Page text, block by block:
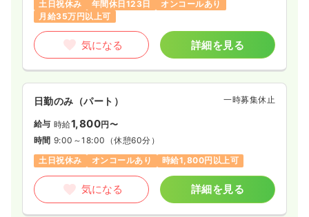
土日祝休み
年間休日123日
オンコールあり
月給35万円以上可
気になる 詳細を見る
日勤のみ（パート） 一時募集休止
給与 時給1,800円〜
時間 9:00～18:00 （休憩60分）
土日祝休み
オンコールあり 時給1,800円以上可
気になる 詳細を見る